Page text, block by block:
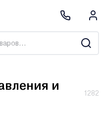
и
1282